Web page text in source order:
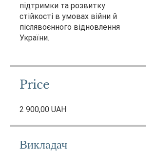
підтримки та розвитку
стійкості в умовах війни й
післявоєнного відновлення
України.
Price
2 900,00 UAH
Викладач